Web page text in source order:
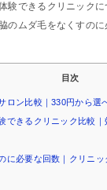
験できるクリニックに
のムダ毛をなくすの
目次
ロン比較｜330円から選
できるクリニック比較
に必要な回数｜クリニ